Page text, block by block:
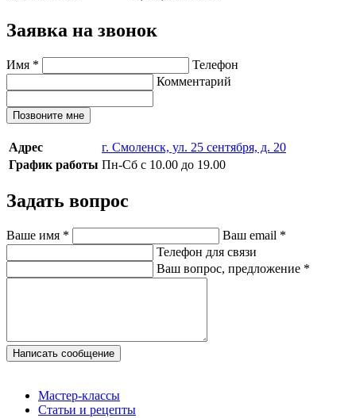
Заявка на звонок
Имя *
Телефон
Комментарий
Позвоните мне
Адрес
г. Смоленск, ул. 25 сентября, д. 20
График работы Пн-Сб с 10.00 до 19.00
Задать вопрос
Ваше имя * Ваш email *
Телефон для связи
Ваш вопрос, предложение *
Написать сообщение
Мастер-классы
Статьи и рецепты